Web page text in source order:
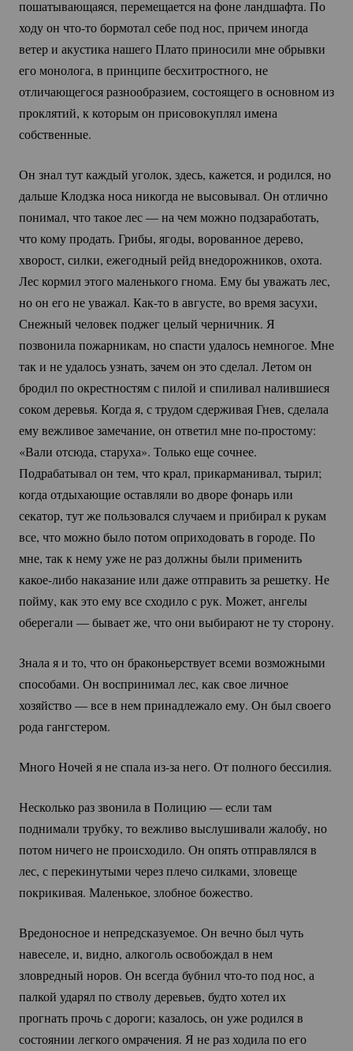
пошатывающаяся, перемещается на фоне ландшафта. По
ходу он что-тобормотал себе под нос, причем иногда
ветер и акустика нашего Плато приносили мне обрывки
его монолога, в принципе бесхитростного, не
отличающегося разнообразием, состоящего в основном из
проклятий, к которым он присовокуплял имена
собственные.
Он знал тут каждый уголок, здесь, кажется, и родился, но
дальше Клодзка носа никогда не высовывал. Он отлично
понимал, что такое лес — на чем можно подзаработать,
что кому продать. Грибы, ягоды, ворованное дерево,
хворост, силки, ежегодный рейд внедорожников, охота.
Лес кормил этого маленького гнома. Ему бы уважать лес,
но он его не уважал. Как-тов августе, во время засухи,
Снежный человек поджег целый черничник. Я
позвонила пожарникам, но спасти удалось немногое. Мне
так и не удалось узнать, зачем он это сделал. Летом он
бродил по окрестностям с пилой и спиливал налившиеся
соком деревья. Когда я, с трудом сдерживая Гнев, сделала
ему вежливое замечание, он ответил мнепо-простому:
«Вали отсюда, старуха». Только еще сочнее.
Подрабатывал он тем, что крал, прикарманивал, тырил;
когда отдыхающие оставляли во дворе фонарь или
секатор, тут же пользовался случаем и прибирал к рукам
все, что можно было потом оприходовать в городе. По
мне, так к нему уже не раз должны были применить
какое-либонаказание или даже отправить за решетку. Не
пойму, как это ему все сходило с рук. Может, ангелы
оберегали — бывает же, что они выбирают не ту сторону.
Знала я и то, что он браконьерствует всеми возможными
способами. Он воспринимал лес, как свое личное
хозяйство — все в нем принадлежало ему. Он был своего
рода гангстером.
Много Ночей я не спала из-за него. От полного бессилия.
Несколько раз звонила в Полицию — если там
поднимали трубку, то вежливо выслушивали жалобу, но
потом ничего не происходило. Он опять отправлялся в
лес, с перекинутыми через плечо силками, зловеще
покрикивая. Маленькое, злобное божество.
Вредоносное и непредсказуемое. Он вечно был чуть
навеселе, и, видно, алкоголь освобождал в нем
зловредный норов. Он всегда бубнилчто-топод нос, а
палкой ударял по стволу деревьев, будто хотел их
прогнать прочь с дороги; казалось, он уже родился в
состоянии легкого омрачения. Я не раз ходила по его